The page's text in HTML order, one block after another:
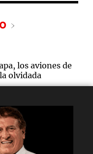
los aviones de
olvidada
una camioneta
Chica por el